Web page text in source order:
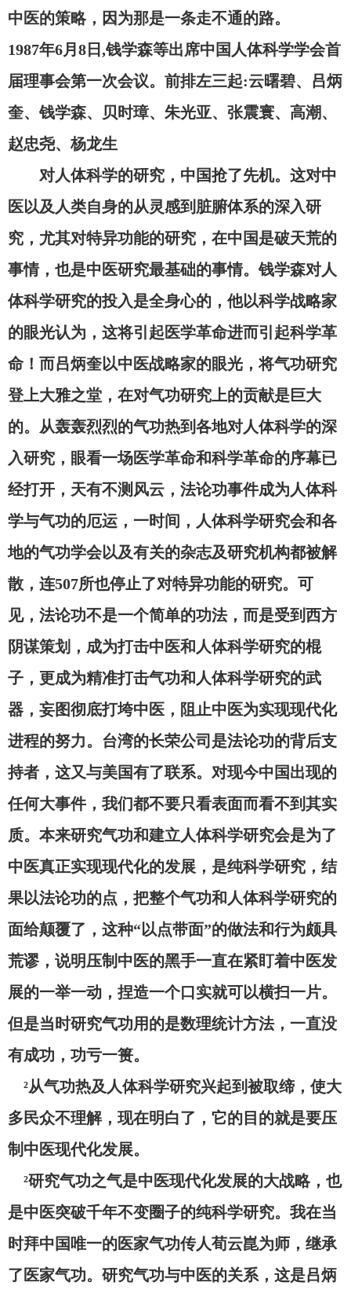
中医的策略，因为那是一条走不通的路。
1987年6月8日,钱学森等出席中国人体科学学会首
届理事会第一次会议。前排左三起:云曙碧、吕炳
奎、钱学森、贝时璋、朱光亚、张震寰、高潮、
赵忠尧、杨龙生
对人体科学的研究，中国抢了先机。这对中
医以及人类自身的从灵感到脏腑体系的深入研
究，尤其对特异功能的研究，在中国是破天荒的
事情，也是中医研究最基础的事情。钱学森对人
体科学研究的投入是全身心的，他以科学战略家
的眼光认为，这将引起医学革命进而引起科学革
命！而吕炳奎以中医战略家的眼光，将气功研究
登上大雅之堂，在对气功研究上的贡献是巨大
的。从轰轰烈烈的气功热到各地对人体科学的深
入研究，眼看一场医学革命和科学革命的序幕已
经打开，天有不测风云，法论功事件成为人体科
学与气功的厄运，一时间，人体科学研究会和各
地的气功学会以及有关的杂志及研究机构都被解
散，连507所也停止了对特异功能的研究。可
见，法论功不是一个简单的功法，而是受到西方
阴谋策划，成为打击中医和人体科学研究的棍
子，更成为精准打击气功和人体科学研究的武
器，妄图彻底打垮中医，阻止中医为实现现代化
进程的努力。台湾的长荣公司是法论功的背后支
持者，这又与美国有了联系。对现今中国出现的
任何大事件，我们都不要只看表面而看不到其实
质。本来研究气功和建立人体科学研究会是为了
中医真正实现现代化的发展，是纯科学研究，结
果以法论功的点，把整个气功和人体科学研究的
面给颠覆了，这种“以点带面”的做法和行为颇具
荒谬，说明压制中医的黑手一直在紧盯着中医发
展的一举一动，捏造一个口实就可以横扫一片。
但是当时研究气功用的是数理统计方法，一直没
有成功，功亏一篑。
²从气功热及人体科学研究兴起到被取缔，使大
多民众不理解，现在明白了，它的目的就是要压
制中医现代化发展。
²研究气功之气是中医现代化发展的大战略，也
是中医突破千年不变圈子的纯科学研究。我在当
时拜中国唯一的医家气功传人荀云崑为师，继承
了医家气功。研究气功与中医的关系，这是吕炳